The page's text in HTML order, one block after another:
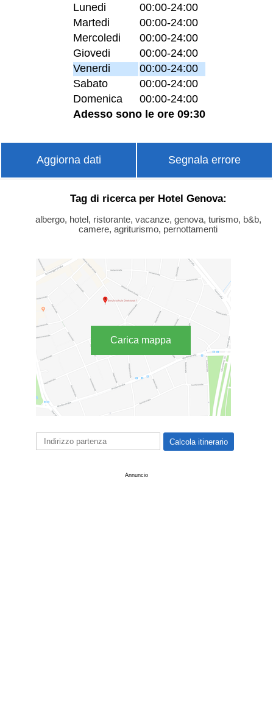
Lunedi
00:00-24:00
Martedi
00:00-24:00
Mercoledi
00:00-24:00
Giovedi
00:00-24:00
Venerdi
00:00-24:00
Sabato
00:00-24:00
Domenica
00:00-24:00
Adesso sono le ore 09:30
Aggiorna dati Segnala errore
Tag di ricerca per Hotel Genova:
albergo, hotel, ristorante, vacanze, genova, turismo, b&b,
camere, agriturismo, pernottamenti
Carica mappa
Annuncio